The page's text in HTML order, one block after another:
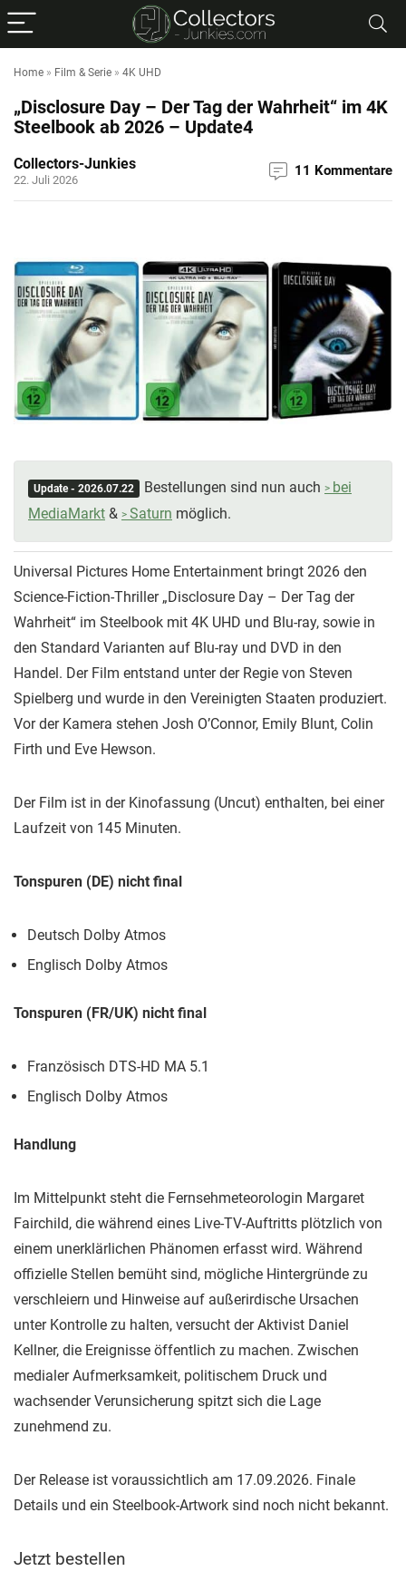
Home » Film & Serie » 4K UHD
„Disclosure Day – Der Tag der Wahrheit“ im 4K
Steelbook ab 2026 – Update4
Collectors-Junkies
22. Juli 2026
11 Kommentare
Update - 2026.07.22 Bestellungen sind nun auch
bei
MediaMarkt & Saturn möglich.
Universal Pictures Home Entertainment bringt 2026 den
Science-Fiction-Thriller „Disclosure Day – Der Tag der
Wahrheit“ im Steelbook mit 4K UHD und Blu-ray, sowie in
den Standard Varianten auf Blu-ray und DVD in den
Handel. Der Film entstand unter der Regie von Steven
Spielberg und wurde in den Vereinigten Staaten produziert.
Vor der Kamera stehen Josh O’Connor, Emily Blunt, Colin
Firth und Eve Hewson.
Der Film ist in der Kinofassung (Uncut) enthalten, bei einer
Laufzeit von 145 Minuten.
Tonspuren (DE) nicht final
Deutsch Dolby Atmos
Englisch Dolby Atmos
Tonspuren (FR/UK) nicht final
Französisch DTS-HD MA 5.1
Englisch Dolby Atmos
Handlung
Im Mittelpunkt steht die Fernsehmeteorologin Margaret
Fairchild, die während eines Live-TV-Auftritts plötzlich von
einem unerklärlichen Phänomen erfasst wird. Während
offizielle Stellen bemüht sind, mögliche Hintergründe zu
verschleiern und Hinweise auf außerirdische Ursachen
unter Kontrolle zu halten, versucht der Aktivist Daniel
Kellner, die Ereignisse öffentlich zu machen. Zwischen
medialer Aufmerksamkeit, politischem Druck und
wachsender Verunsicherung spitzt sich die Lage
zunehmend zu.
Der Release ist voraussichtlich am 17.09.2026. Finale
Details und ein Steelbook-Artwork sind noch nicht bekannt.
Jetzt bestellen